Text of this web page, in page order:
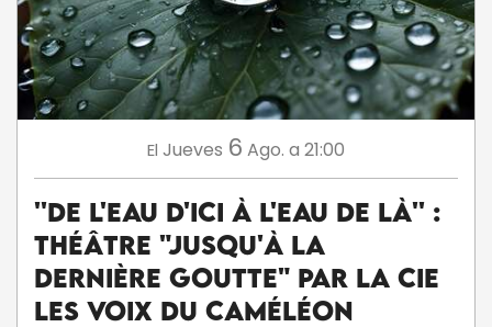
El Jueves 6 Ago. a 21:00
''De l'eau d'ici à l'eau de là'' :
théâtre "Jusqu'à la
dernière goutte" par la Cie
Les voix du caméléon